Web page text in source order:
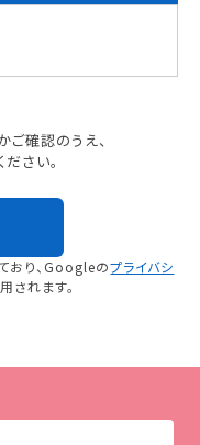
確認のうえ、
さい。
り、 Googleのプライバシ
されます。